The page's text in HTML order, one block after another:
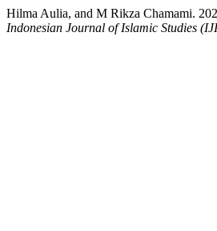
Hilma Aulia, and M Rikza Chamami.
Indonesian Journal of Islamic Studies